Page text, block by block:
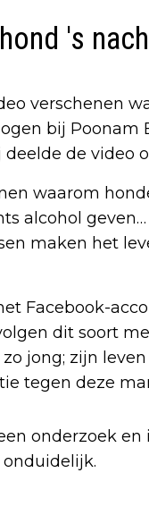
's
verschenen
bij Poonam
de video
waarom
alcohol
maken het
Facebook-
dit soort
jong; zijn
tegen deze
onderzoek en